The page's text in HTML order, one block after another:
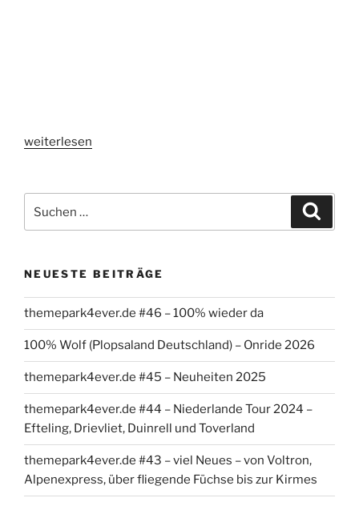
„themepark4ever.de
Schwaben
Park
Madness
Tour)“
weiterlesen
nach:
NEUESTE BEITRÄGE
themepark4ever.de #46 – 100% wieder da
100% Wolf (Plopsaland Deutschland) – Onride 2026
themepark4ever.de #45 – Neuheiten 2025
themepark4ever.de #44 – Niederlande Tour 2024 –
Efteling, Drievliet, Duinrell und Toverland
themepark4ever.de #43 – viel Neues – von Voltron,
Alpenexpress, über fliegende Füchse bis zur Kirmes